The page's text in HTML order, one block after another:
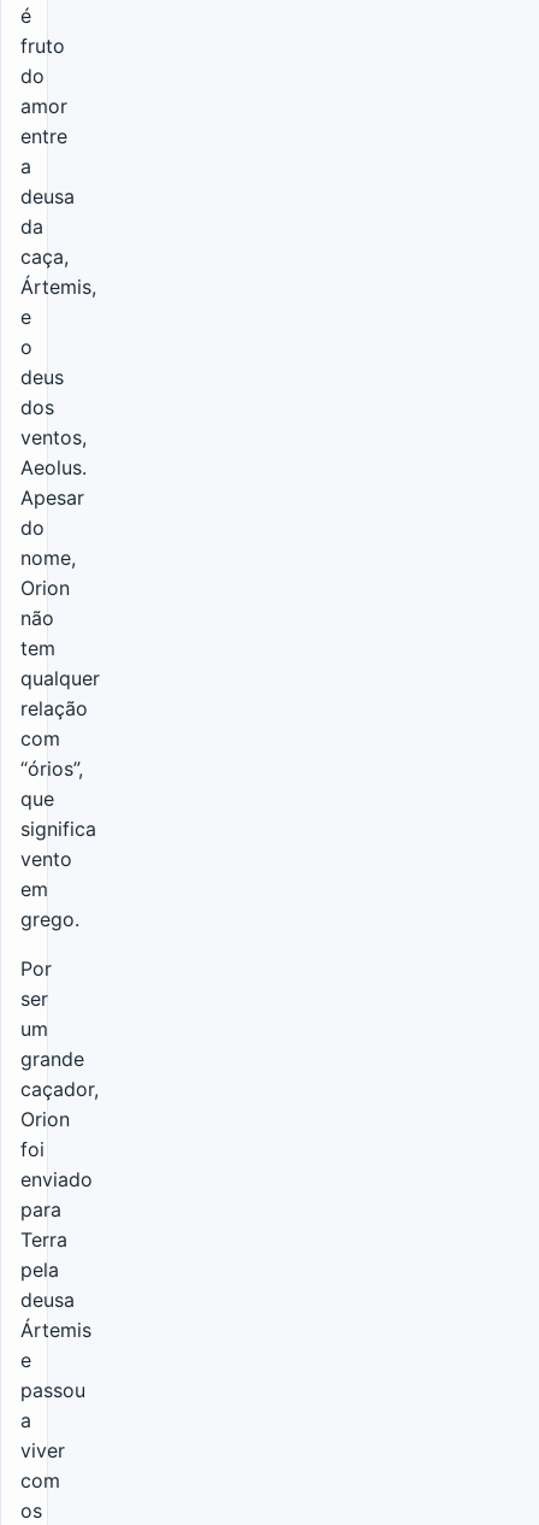
é
fruto
do
amor
entre
a
deusa
da
caça,
Ártemis,
e
o
deus
dos
ventos,
Aeolus.
Apesar
do
nome,
Orion
não
tem
qualquer
relação
com
“órios”,
que
significa
vento
em
grego.
Por
ser
um
grande
caçador,
Orion
foi
enviado
para
Terra
pela
deusa
Ártemis
e
passou
a
viver
com
os